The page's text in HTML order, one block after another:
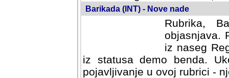
Barikada (INT) - Nove nade
Rubrika,
objasnjava.
iz naseg
iz statusa demo benda.
pojavljivanje u ovoj rubrici -